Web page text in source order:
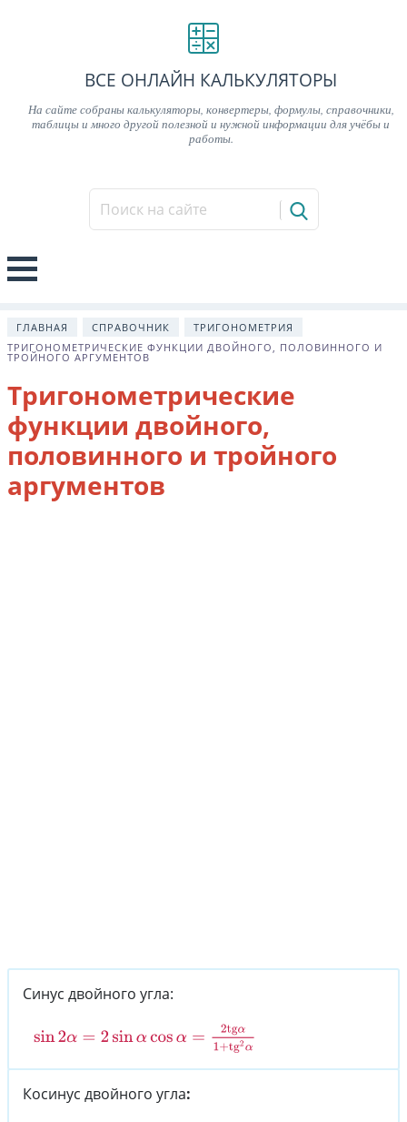
ВСЕ ОНЛАЙН КАЛЬКУЛЯТОРЫ
На сайте собраны калькуляторы, конвертеры, формулы, справочники,
таблицы и много другой полезной и нужной информации для учёбы и
работы.
ГЛАВНАЯ СПРАВОЧНИК
ТРИГОНОМЕТРИЯ
ТРИГОНОМЕТРИЧЕСКИЕ ФУНКЦИИ ДВОЙНОГО, ПОЛОВИННОГО И
ТРОЙНОГО АРГУМЕНТОВ
Тригонометрические
функции двойного,
половинного и тройного
аргументов
Синус двойного угла:
sin2α =2sinα cosα= 2tgα1+tg 2α
Косинус двойного угла: